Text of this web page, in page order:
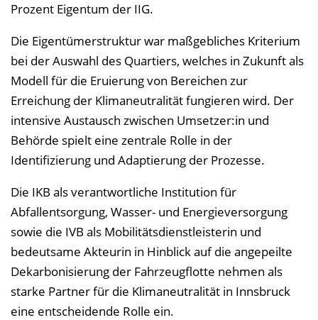
Prozent Eigentum der IIG.
Die Eigentümerstruktur war maßgebliches Kriterium
bei der Auswahl des Quartiers, welches in Zukunft als
Modell für die Eruierung von Bereichen zur
Erreichung der Klimaneutralität fungieren wird. Der
intensive Austausch zwischen Umsetzer:in und
Behörde spielt eine zentrale Rolle in der
Identifizierung und Adaptierung der Prozesse.
Die IKB als verantwortliche Institution für
Abfallentsorgung, Wasser- und Energieversorgung
sowie die IVB als Mobilitätsdienstleisterin und
bedeutsame Akteurin in Hinblick auf die angepeilte
Dekarbonisierung der Fahrzeugflotte nehmen als
starke Partner für die Klimaneutralität in Innsbruck
eine entscheidende Rolle ein.